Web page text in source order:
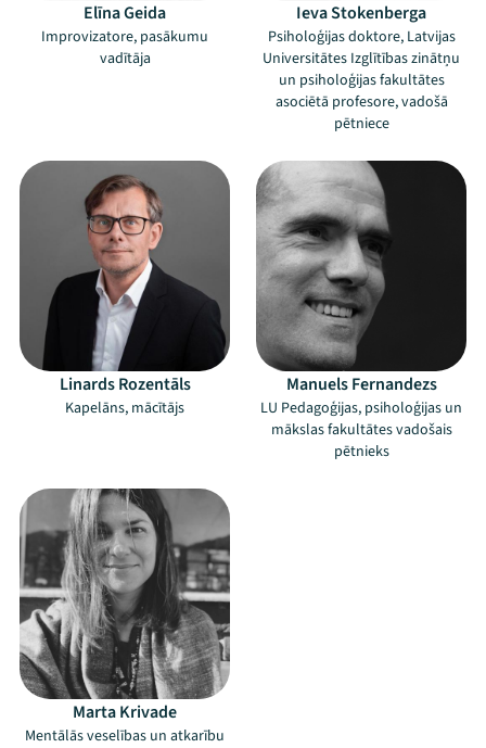
Mana programma
Festivāls
Elīna Geida
Improvizatore, pasākumu
vadītāja
Ieva Stokenberga
Psiholoģijas doktore, Latvijas
Universitātes Izglītības zinātņu
un psiholoģijas fakultātes
asociētā profesore, vadošā
pētniece
Linards Rozentāls
Kapelāns, mācītājs
Manuels Fernandezs
LU Pedagoģijas, psiholoģijas un
mākslas fakultātes vadošais
pētnieks
Marta Krivade
Mentālās veselības un atkarību